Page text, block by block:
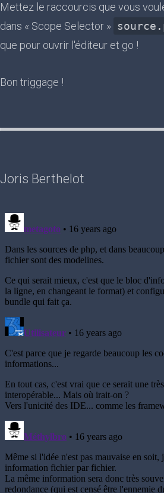
Mettez le raccourcis que vous
dans « Scope Selector »
que pour ouvrir l'éditeur et go !
Bon triggage !
Joris Berthelot